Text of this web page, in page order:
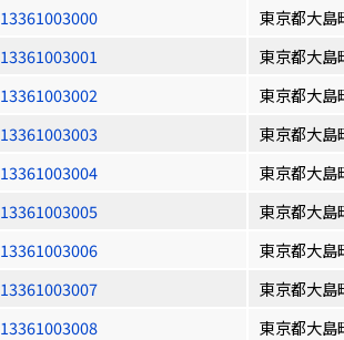
13361003000
東京都大島
13361003001
東京都大島
13361003002
東京都大島
13361003003
東京都大島
13361003004
東京都大島
13361003005
東京都大島
13361003006
東京都大島
13361003007
東京都大島
13361003008
東京都大島